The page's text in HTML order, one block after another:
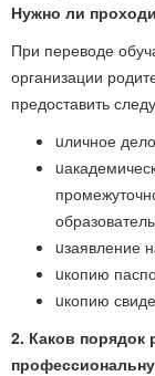
Нужно ли
При переводе
организации
предоставить
uличное
uзаявление
uкопию
uкопию
2. Каков порядок